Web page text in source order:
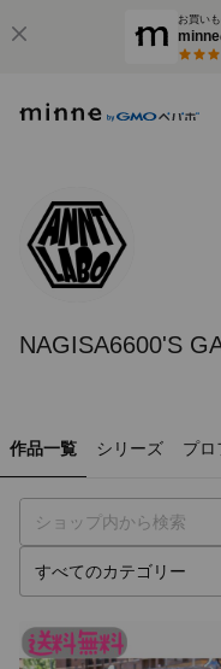
お買い
minne
NAGISA6600'S
作品一覧 シリーズ プロ